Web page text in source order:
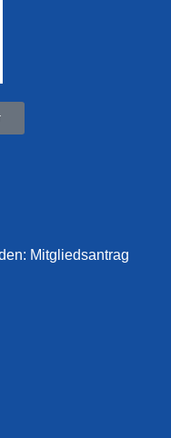
Mitgliedsantrag